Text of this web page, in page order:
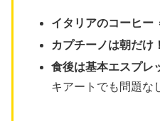
イタリアのコーヒー
カプチーノは朝だけ！
食後は基本エスプレ
キアートでも問題な